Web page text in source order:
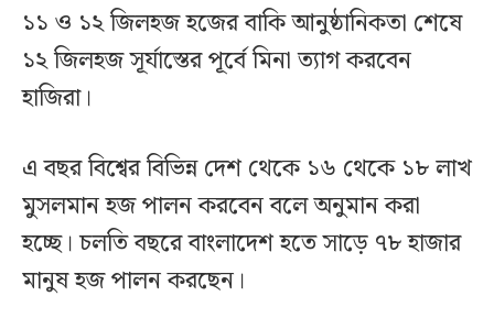
১১ ও ১২ জিলহজ হজের বাকি আনুষ্ঠানিকতা শেষে
১২ জিলহজ সূর্যাস্তের পূর্বে মিনা ত্যাগ করবেন
হাজিরা।
এ বছর বিশ্বের বিভিন্ন দেশ থেকে ১৬ থেকে ১৮ লাখ
মুসলমান হজ পালন করবেন বলে অনুমান করা
হচ্ছে। চলতি বছরে বাংলাদেশ হতে সাড়ে ৭৮ হাজার
মানুষ হজ পালন করছেন।